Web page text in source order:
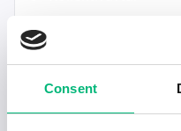
Consent
KVALIFIKATIONER
Flerårig praktisk